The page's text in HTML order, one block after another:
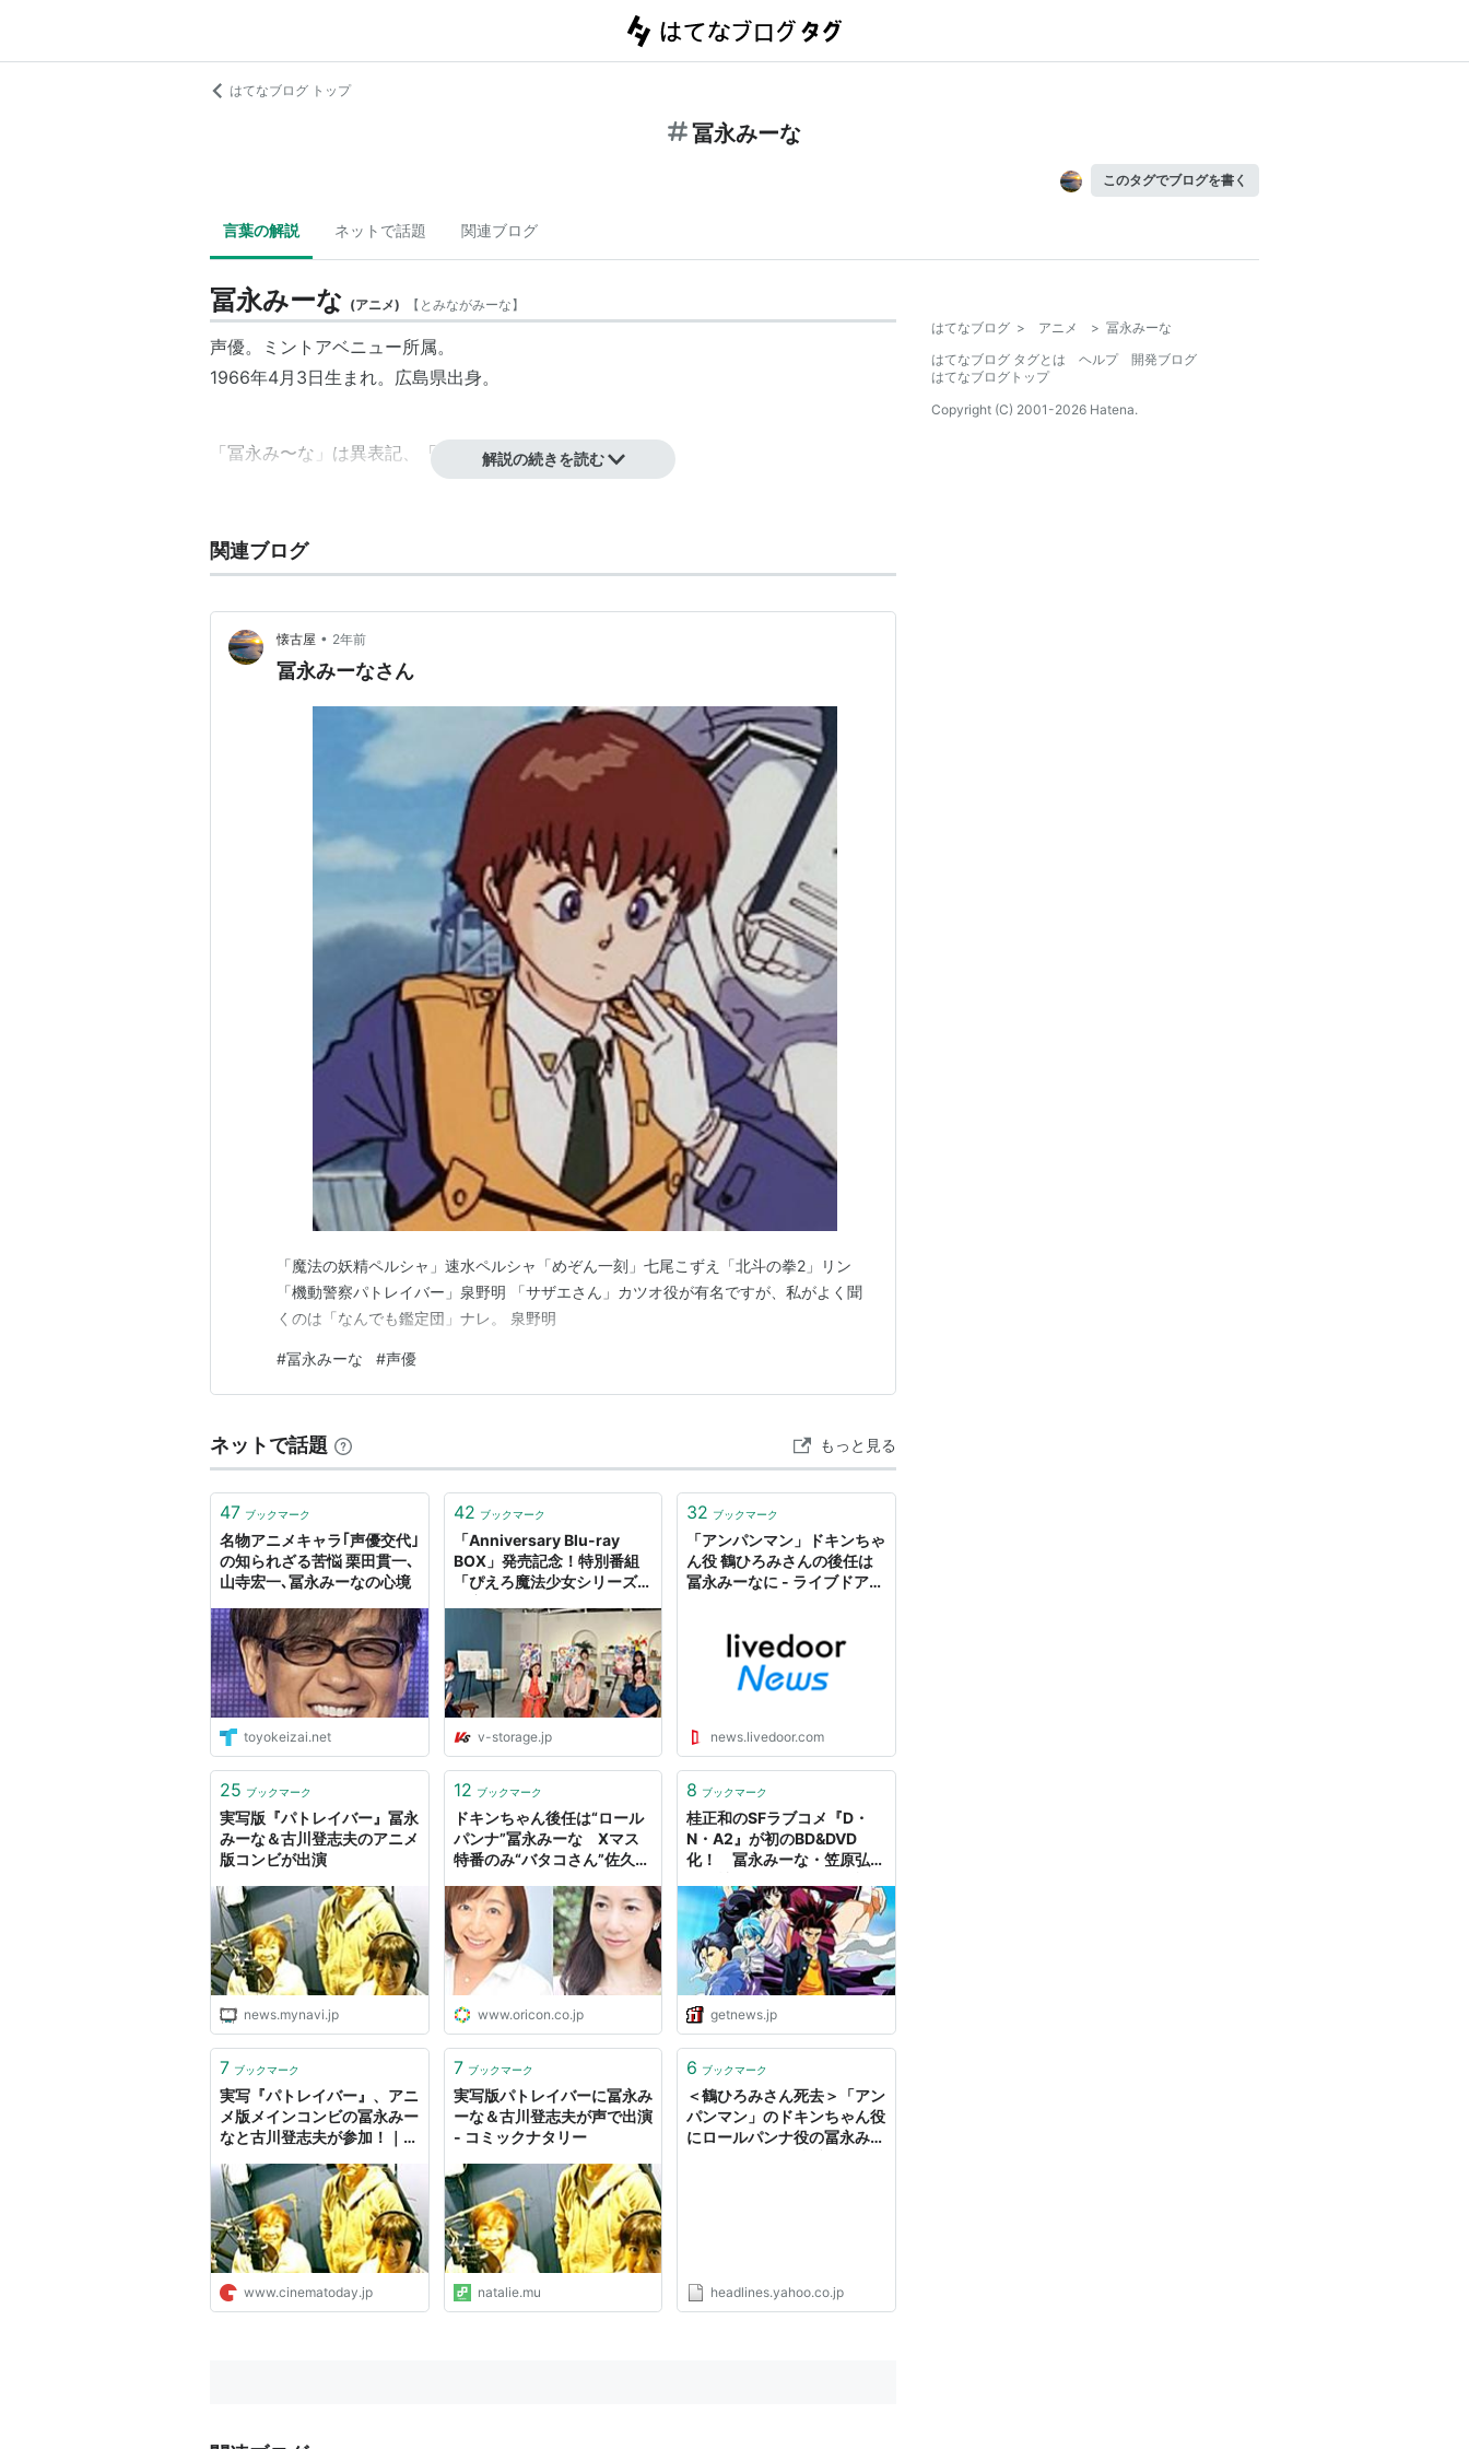
はてなブログ トップ
冨永みーな
このタグでブログを書く
言葉の解説 ネットで話題 関連ブログ
冨永みーな (アニメ) 【 とみながみーな】
声優。 ミントアベニュー所属。
1966年4月3日生まれ。広島県出身。
「冨永み〜な 」は異表記、「 富永みーな」は誤記。
主な出演作
風の谷のナウシカ（ラステル）
機動警察パトレイバー（泉野明）
サザエさん（磯野カツオ（3代目））
スマイルプリキュア（マジョリーナ）
それいけ！アンパンマン（ロールパンナ、レアチーズ、しろかぶ君 あくびどり、く
ものモクちゃん 他）
ときめきトゥナイト（神谷曜子）
ドラゴンクエスト ダイの大冒険 （マァム）
ビックリマン2000（星天使タケル）
北斗の拳2（リン）
魔法のアイドルパステルユーミ（かき丸）
魔法の妖精ペルシャ（速水ペルシャ）
めぞん一刻（七尾こずえ）
るろうに剣心-明治剣客浪漫譚- （明神弥彦）
宮廷女官チャングム（医女チャンドク）
大草原の小さな家（キャリー）
未来創造堂（ナレーション）
リスト::声優/た行
解説の続きを読む
関連ブログ
懐古屋 • 2年前
冨永みーなさん
「魔法の妖精ペルシャ」速水ペルシャ「めぞん一刻」七尾こずえ「北斗の拳2」リン
「機動警察パトレイバー」泉野明 「サザエさん」カツオ役が有名ですが、私がよく聞
くのは「なんでも鑑定団」ナレ。 泉野明
#冨永みーな #声優
ネットで話題 もっと見る
47 ブックマーク
名物アニメキャラ｢声優交代｣
の知られざる苦悩 栗田貫一､
山寺宏一､冨永みーなの心境
toyokeizai.net
42 ブックマーク
「Anniversary Blu-ray
BOX」発売記念！特別番組
「ぴえろ魔法少女シリーズ」
YouTube配信決定！太田貴
子、水島 裕、冨永みーな、
渕崎ゆり子、橘 めい、小鹿
なおが出演！ - V-
STORAGE(ビー・ストレー
バンダイナムコフィルムワー
クス
v-storage.jp
32 ブックマーク
「アンパンマン」ドキンちゃ
ん役 鶴ひろみさんの後任は
冨永みーなに - ライブドアニ
news.livedoor.com
25 ブックマーク
実写版『パトレイバー』冨永
みーな＆古川登志夫のアニメ
版コンビが出演
news.mynavi.jp
12 ブックマーク
ドキンちゃん後任は“ロール
パンナ”冨永みーな Xマス
特番のみ“バタコさん”佐久間
www.oricon.co.jp
8 ブックマーク
桂正和のSFラブコメ『D・
N・A2』が初のBD&DVD
化！ 冨永みーな・笠原弘
コメントも|ガジェット通信
GetNews
getnews.jp
7 ブックマーク
実写『パトレイバー』、アニ
メ版メインコンビの冨永みー
なと古川登志夫が参加！｜シ
www.cinematoday.jp
7 ブックマーク
実写版パトレイバーに冨永み
ーな＆古川登志夫が声で出演
- コミックナタリー
natalie.mu
6 ブックマーク
＜鶴ひろみさん死去＞「アン
パンマン」のドキンちゃん役
にロールパンナ役の冨永みー
headlines.yahoo.co.jp
はてなブログ > アニメ > 冨永みーな
はてなブログ タグとは
ヘルプ
開発ブログ
はてなブログトップ
Copyright (C) 2001-2026 Hatena.